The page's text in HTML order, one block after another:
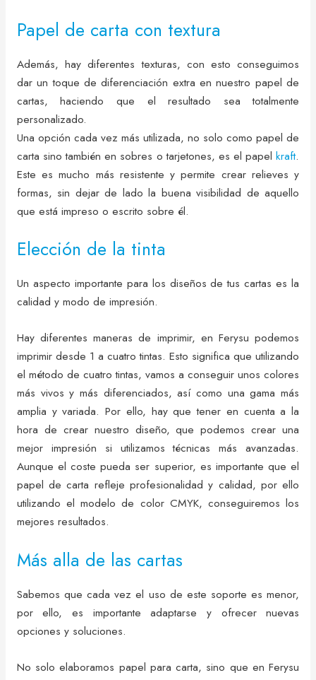
Papel de carta con textura
Además, hay diferentes texturas, con esto conseguimos
dar un toque de diferenciación extra en nuestro papel de
cartas, haciendo que el resultado sea totalmente
personalizado.
Una opción cada vez más utilizada, no solo como papel de
carta sino también en sobres o tarjetones, es el papelkraft.
Este es mucho más resistente y permite crear relieves y
formas, sin dejar de lado la buena visibilidad de aquello
que está impreso o escrito sobre él.
Elección de la tinta
Un aspecto importante para los diseños de tus cartas es la
calidad y modo de impresión.
Hay diferentes maneras de imprimir, en Ferysu podemos
imprimir desde 1 a cuatro tintas. Esto significa que utilizando
el método de cuatro tintas, vamos a conseguir unos colores
más vivos y más diferenciados, así como una gama más
amplia y variada. Por ello, hay que tener en cuenta a la
hora de crear nuestro diseño, que podemos crear una
mejor impresión si utilizamos técnicas más avanzadas.
Aunque el coste pueda ser superior, es importante que el
papel de carta refleje profesionalidad y calidad, por ello
utilizando el modelo de color CMYK, conseguiremos los
mejores resultados.
Más alla de las cartas
Sabemos que cada vez el uso de este soporte es menor,
por ello, es importante adaptarse y ofrecer nuevas
opciones y soluciones.
No solo elaboramos papel para carta, sino que en Ferysu